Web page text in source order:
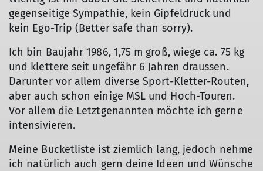
gegenseitige Sympathie, kein Gipfeldruck und
kein Ego-Trip (Better safe than sorry).
Ich bin Baujahr 1986, 1,75 m groß, wiege ca. 75 kg
und klettere seit ungefähr 6 Jahren draussen.
Darunter vor allem diverse Sport-Kletter-Routen,
aber auch schon einige MSL und Hoch-Touren.
Vor allem die Letztgenannten möchte ich gerne
intensivieren.
Meine Bucketliste ist ziemlich lang, jedoch nehme
ich natürlich auch gern deine Ideen und Wünsche